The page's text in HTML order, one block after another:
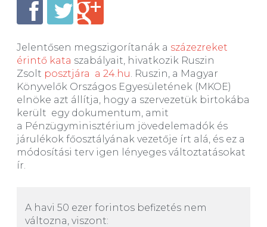
Jelentősen megszigorítanák a százezreket
érintő kata szabályait, hivatkozik Ruszin
Zsolt posztjára a 24.hu. Ruszin, a Magyar
Könyvelők Országos Egyesületének (MKOE)
elnöke azt állítja, hogy a szervezetük birtokába
került egy dokumentum, amit
a Pénzügyminisztérium jövedelemadók és
járulékok főosztályának vezetője írt alá, és ez a
módosítási terv igen lényeges változtatásokat
ír.
A havi 50 ezer forintos befizetés nem
változna, viszont: